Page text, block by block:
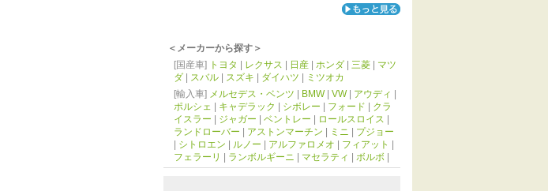
＜メーカーから探す＞
[国産車] トヨタ レクサス 日産 ホンダ 三菱
マツ
ダ
スバル スズキ ダイハツ
ミツオカ
[輸入車] メルセデス・ベンツ BMW| VW| アウディ
ポルシェ
キャデラック シボレー フォード
クラ
イスラー
ジャガー ベントレー ロールスロイス
ランドローバー
アストンマーチン ミニ
プジョー
シトロエン ルノー アルファロメオ フィアット
フェラーリ
ランボルギーニ マセラティ ボルボ